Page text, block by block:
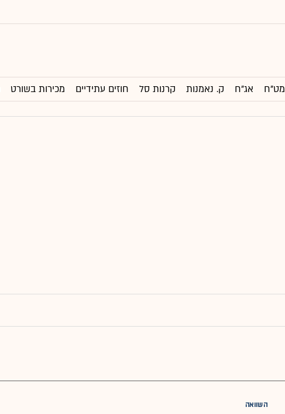
מט"ח אג"ח ק. נאמנות קרנות סל חוזים עתידיים מכירות בשורט
השוואה